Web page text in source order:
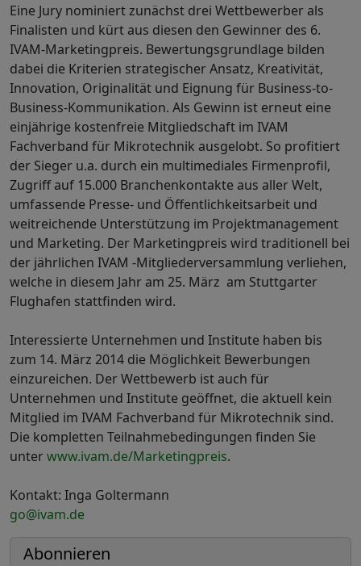
Eine Jury nominiert zunächst drei Wettbewerber als
Finalisten und kürt aus diesen den Gewinner des 6.
IVAM-Marketingpreis. Bewertungsgrundlage bilden
dabei die Kriterien strategischer Ansatz, Kreativität,
Innovation, Originalität und Eignung für Business-to-
Business-Kommunikation. Als Gewinn ist erneut eine
einjährige kostenfreie Mitgliedschaft im IVAM
Fachverband für Mikrotechnik ausgelobt. So profitiert
der Sieger u.a. durch ein mul­timediales Firmenprofil,
Zugriff auf 15.000 Branchenkontakte aus aller Welt,
umfassende Presse- und Öffentlichkeitsarbeit und
weitreichende Unter­stützung im Projektmanagement
und Marketing. Der Marketingpreis wird traditionell bei
der jährlichen IVAM -Mitgliederversammlung verliehen,
welche in diesem Jahr am 25. März am Stuttgarter
Flughafen stattfinden wird.
Interessierte Unternehmen und Institute haben bis
zum 14. März 2014 die Möglichkeit Bewerbungen
einzureichen. Der Wettbewerb ist auch für
Unternehmen und Institute geöffnet, die aktuell kein
Mitglied im IVAM Fachverband für Mikrotechnik sind.
Die kompletten Teilnahmebedingungen finden Sie
unterwww.ivam.de/Marketingpreis.
Kontakt: Inga Goltermann
go@ivam.de
Abonnieren